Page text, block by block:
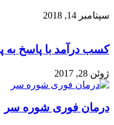
سپتامبر 14, 2018
کسب درآمد با پاسخ به
ژوئن 28, 2017
درمان فوری شوره سر